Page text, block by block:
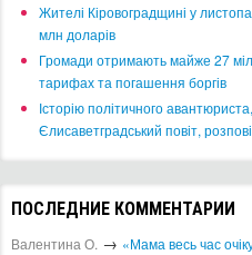
​Жителі Кіровоградщині у
млн доларів
​Громади отримають майже 27
тарифах та погашення боргів
Історію політичного
Єлисаветградський повіт,
ПОСЛЕДНИЕ КОММЕНТАРИИ
Валентина О. → «Мама весь час